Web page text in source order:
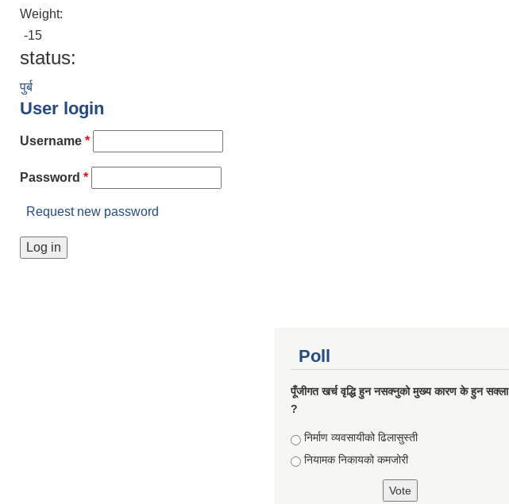
Weight:
-15
status:
पुर्ब
User login
Username *
Password *
Request new password
Poll
पूँजीगत खर्च वृद्धि हुन नसक्नुको मुख्य कारण के हुन सक्ला
?
Choices
निर्माण व्यवसायीको ढिलासुस्ती
नियामक निकायको कमजोरी